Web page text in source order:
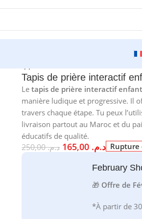
Tapis de prière interactif
Letapis de prière interactif enfant
manière ludique et progressive. Il
travers chaque étape. Tu peux
livraison partout au Maroc et du
éducatifs de qualité.
د.م.250,00 د.م. Rupture
February
🎁 Offre de
*À partir de